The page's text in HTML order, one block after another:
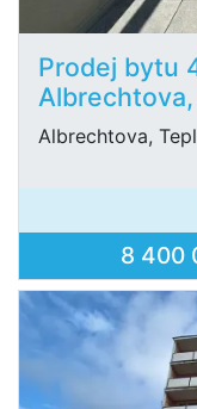
Prodej bytu
Albrechtova,
8 400